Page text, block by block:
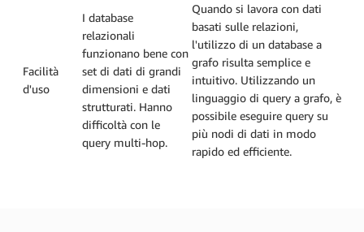
Facilità
d'uso
I database
relazionali
funzionano bene con
set di dati di grandi
dimensioni e dati
strutturati. Hanno
difficoltà con le
query multi-hop.
Quando si lavora con dati
basati sulle relazioni,
l'utilizzo di un database a
grafo risulta semplice e
intuitivo. Utilizzando un
linguaggio di query a grafo, è
possibile eseguire query su
più nodi di dati in modo
rapido ed efficiente.